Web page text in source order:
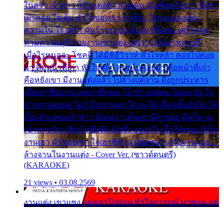
ในครัว เจ้าสาว ก็มัวแต่งตัว สวยเด่น นั่งเคียงเจ้าบ่าว ที่เขา
เฝ้าคอย ใจเต้น หัวใจของเรา ลำเค็ญ ใครจะมองเห็น
ความใน ใจ เศร้า มันร้าวระบม ต้องมาขื่นขม เศร้าตรม
ท่ามความสุขี ช่วยงานเขาแต่ง แต่เรา แล้งมาหลายปี
เมื่อไรหนอจะ โชคดี ได้มีพิธีวิวาห์ หัวใจหล้า คอยไปคอย
มา คือหน้าที่เก่า หัวใจหล้า คอยไปคอยมา คือหน้าที่เก่า
คือหยังเขา มีงานแต่งแล้ว ไปล้างแต่จาน ดั่งถูกประหาร
เมื่อเขาชื่นบาน แต่เราขื่นขม โอ้ รัก ลอยลม ไม่สม ดัง ใจ
ล้างจานคอยคู่ ไม่รู้ อีกนานเท่าใด จะได้ เลื่อนขั้นบันได ได้
เป็น ตำแหน่งเจ้าสาว มันเหงา เห็นเขามีคู่ ซมดู มีคู่ก็ม่วน
เข้าพาขวัญ เสียงโห่ตึงตึง มันซึ้ง อยู่แก่ใจ มื้อใด๋หนอ สิเป็น
งานเฮา มัวซอยเขา ใจเฮาซิด้าน มันทรมาน จับจาน เอย…
ล้างจานในงานแต่ง - Cover Ver. (ซาวด์ดนตรี)
(KARAOKE)
21 views • 03.08.2569
งานแต่ง เขาแซง แย่งเอาไปก่อน หัวใจอาวรณ์ มาซ่อน อยู่